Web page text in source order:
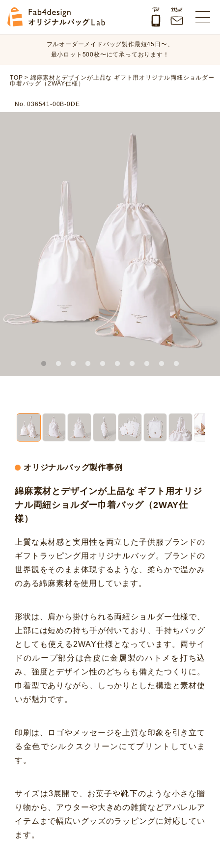
オリジナルバッグのデザイン、素材、数量、納期など、
まずはお気軽にご相談ください！
フルオーダーメイドバッグ製作最短45日〜、
最小ロット500枚〜にて承っております！
オリジナルバッグのデザイン、素材、数量、納期など、
まずはお気軽にご相談ください！
TOP > 綿麻素材とデザインが上品な ギフト用オリジナル両紐ショルダー
巾着バッグ（2WAY仕様）
No. 036541-00B-0DE
オリジナルバッグ製作事例
綿麻素材とデザインが上品な ギフト用オリジ
ナル両紐ショルダー巾着バッグ（2WAY仕
様）
上質な素材感と実用性を両立した子供服ブランドの
ギフトラッピング用オリジナルバッグ。ブランドの
世界観をそのまま体現するような、柔らかで温かみ
のある綿麻素材を使用しています。
形状は、肩から掛けられる両紐ショルダー仕様で、
上部には短めの持ち手が付いており、手持ちバッグ
としても使える2WAY仕様となっています。両サイ
ドのループ部分は合皮に金属製のハトメを打ち込
み、強度とデザイン性のどちらも備えたつくりに。
巾着型でありながら、しっかりとした構造と素材使
いが魅力です。
印刷は、ロゴやメッセージを上質な印象を引き立て
る金色でシルクスクリーンにてプリントしていま
す。
サイズは3展開で、お菓子や靴下のような小さな贈
り物から、アウターや大きめの雑貨などアパレルア
イテムまで幅広いグッズのラッピングに対応してい
ます。